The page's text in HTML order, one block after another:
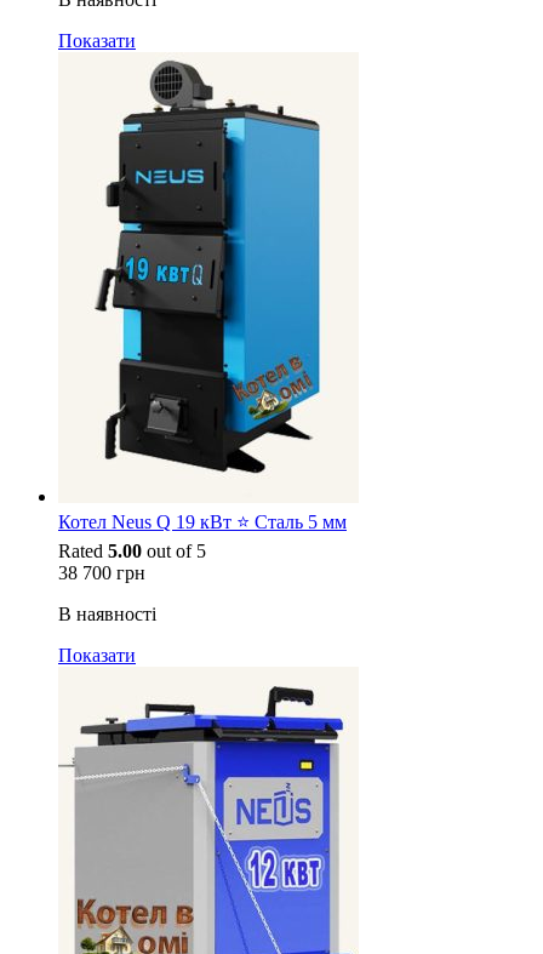
Показати
Котел Neus Q 19 кВт ⭐ Сталь 5 мм
Rated 5.00 out of 5
38 700 грн
В наявності
Показати